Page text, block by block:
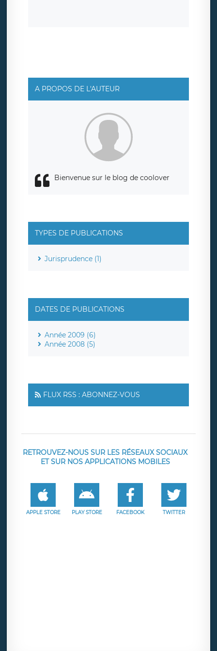
rue Léopold Sédar Senghor, joignable à l’adresse mail :
responsabledetraitement@legavox.fr. Vous avez
également le droit d’introduire une réclamation auprès
d’une autorité de contrôle.
A PROPOS DE L'AUTEUR
Bienvenue sur le blog de coolover
TYPES DE PUBLICATIONS
Jurisprudence (1)
DATES DE PUBLICATIONS
Année 2009 (6)
Année 2008 (5)
FLUX RSS : ABONNEZ-VOUS
RETROUVEZ-NOUS SUR LES RÉSEAUX SOCIAUX
ET SUR NOS APPLICATIONS MOBILES
APPLE STORE PLAY STORE FACEBOOK TWITTER